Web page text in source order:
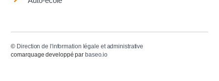
© Direction de l'information légale et administrative
comarquage developpé par baseo.io